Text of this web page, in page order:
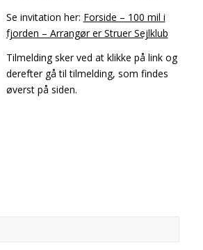
Se invitation her: Forside – 100 mil i
fjorden – Arrangør er Struer Sejlklub
Tilmelding sker ved at klikke på link og
derefter gå til tilmelding, som findes
øverst på siden.